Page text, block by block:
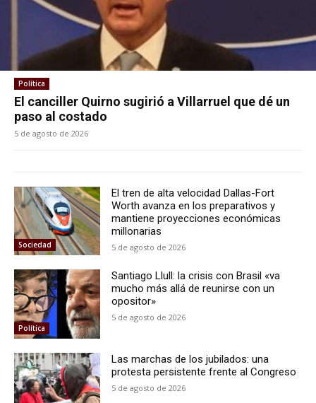
Política
El canciller Quirno sugirió a Villarruel que dé un
paso al costado
5 de agosto de 2026
Sociedad
El tren de alta velocidad Dallas-Fort
Worth avanza en los preparativos y
mantiene proyecciones económicas
millonarias
5 de agosto de 2026
Política
Santiago Llull: la crisis con Brasil «va
mucho más allá de reunirse con un
opositor»
5 de agosto de 2026
Las marchas de los jubilados: una
protesta persistente frente al Congreso
5 de agosto de 2026